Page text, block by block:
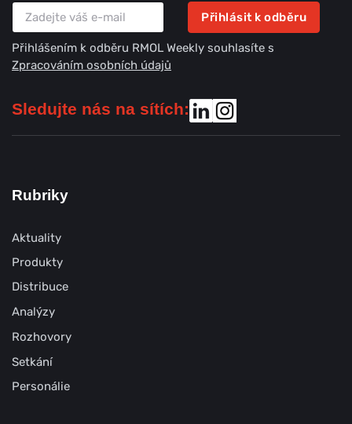
Přihlásit k odběru
Přihlášením k odběru RMOL Weekly souhlasíte s
Zpracováním osobních údajů
Sledujte nás na sítích:
Rubriky
Aktuality
Produkty
Distribuce
Analýzy
Rozhovory
Setkání
Personálie